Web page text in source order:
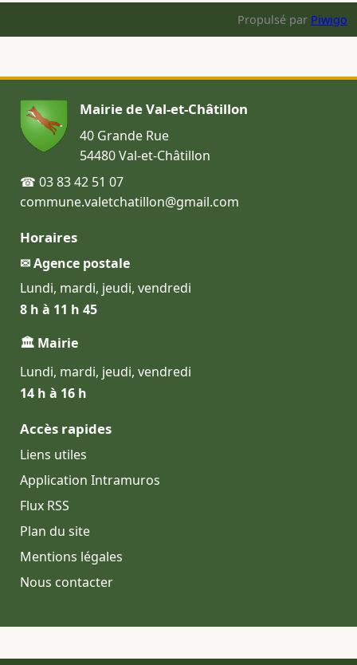
Propulsé par Piwigo
Mairie de Val-et-Châtillon
40 Grande Rue
54480 Val-et-Châtillon
☎ 03 83 42 51 07
commune.valetchatillon@gmail.com
Horaires
✉ Agence postale
Lundi, mardi, jeudi, vendredi
8 h à 11 h 45
🏛 Mairie
Lundi, mardi, jeudi, vendredi
14 h à 16 h
Accès rapides
Liens utiles
Application Intramuros
Flux RSS
Plan du site
Mentions légales
Nous contacter